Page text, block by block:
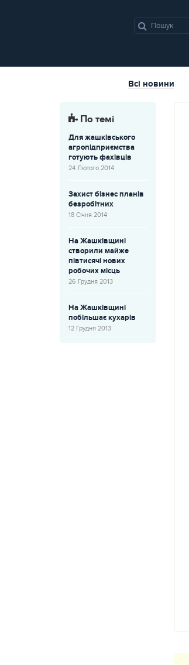
Всі новини
По темі
Для жашківського
агропідприємства
готують фахівців
24 Лютого 2014
Захист бізнес планів
безробітних
18 Січня 2014
На Жашківщині
створили майже
півтисячі нових
робочих місць
26 Грудня 2013
На Жашківщині
побільшає кухарів
12 Грудня 2013